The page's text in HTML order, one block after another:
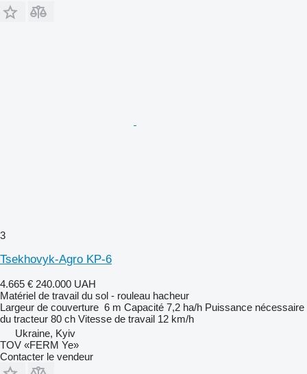
3
Tsekhovyk-Agro KP-6
4.665 € 240.000 UAH
Matériel de travail du sol - rouleau hacheur
Largeur de couverture 6 m Capacité 7,2 ha/h Puissance nécessaire
du tracteur 80 ch Vitesse de travail 12 km/h
Ukraine, Kyiv
TOV «FERM Ye»
Contacter le vendeur